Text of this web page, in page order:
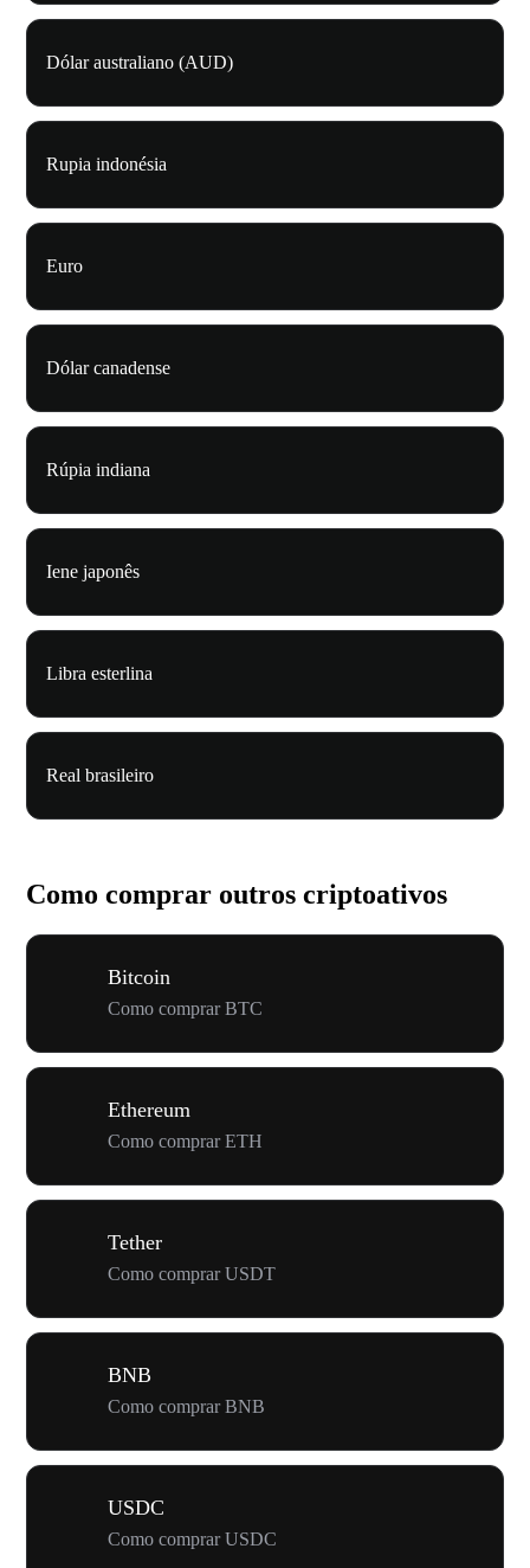
Dólar australiano (AUD)
Rupia indonésia
Euro
Dólar canadense
Rúpia indiana
Iene japonês
Libra esterlina
Real brasileiro
Como comprar outros criptoativos
Bitcoin
Como comprar BTC
Ethereum
Como comprar ETH
Tether
Como comprar USDT
BNB
Como comprar BNB
USDC
Como comprar USDC